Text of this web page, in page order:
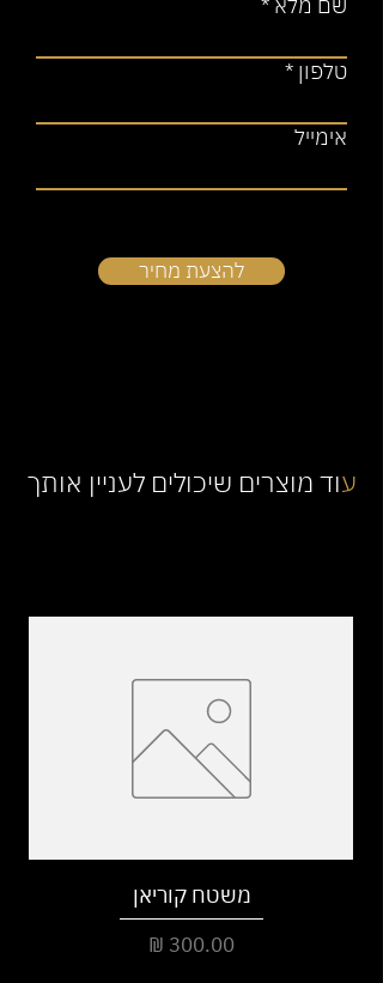
שם מלא
טלפון
אימייל
להצעת מחיר
עוד מוצרים שיכולים לעניין אותך
משטח קוריאן
מחיר